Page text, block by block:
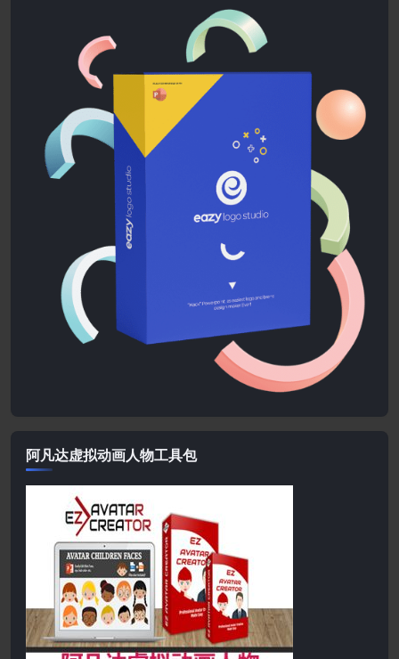
阿凡达虚拟动画人物工具包